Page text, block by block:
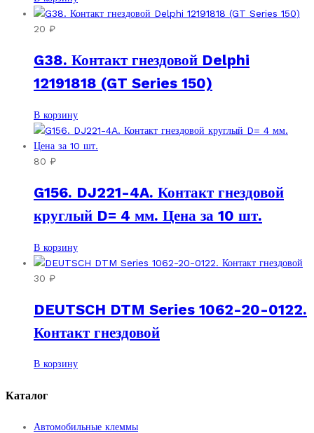
20 ₽
G38. Контакт гнездовой Delphi
12191818 (GT Series 150)
В корзину
80 ₽
G156. DJ221-4A. Контакт гнездовой
круглый D= 4 мм. Цена за 10 шт.
В корзину
30 ₽
DEUTSCH DTM Series 1062-20-0122.
Контакт гнездовой
В корзину
Каталог
Автомобильные клеммы